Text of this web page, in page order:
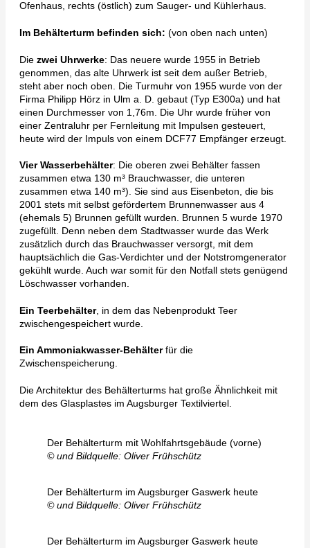
Ofenhaus, rechts (östlich) zum Sauger- und Kühlerhaus.
Im Behälterturm befinden sich: (von oben nach unten)
Die zwei Uhrwerke: Das neuere wurde 1955 in Betrieb
genommen, das alte Uhrwerk ist seit dem außer Betrieb,
steht aber noch oben. Die Turmuhr von 1955 wurde von der
Firma Philipp Hörz in Ulm a. D. gebaut (Typ E300a) und hat
einen Durchmesser von 1,76m. Die Uhr wurde früher von
einer Zentraluhr per Fernleitung mit Impulsen gesteuert,
heute wird der Impuls von einem DCF77 Empfänger erzeugt.
Vier Wasserbehälter: Die oberen zwei Behälter fassen
zusammen etwa 130 m³ Brauchwasser, die unteren
zusammen etwa 140 m³). Sie sind aus Eisenbeton, die bis
2001 stets mit selbst gefördertem Brunnenwasser aus 4
(ehemals 5) Brunnen gefüllt wurden. Brunnen 5 wurde 1970
zugefüllt. Denn neben dem Stadtwasser wurde das Werk
zusätzlich durch das Brauchwasser versorgt, mit dem
hauptsächlich die Gas-Verdichter und der Notstromgenerator
gekühlt wurde. Auch war somit für den Notfall stets genügend
Löschwasser vorhanden.
Ein Teerbehälter, in dem das Nebenprodukt Teer
zwischengespeichert wurde.
Ein Ammoniakwasser-Behälterfür die
Zwischenspeicherung.
Die Architektur des Behälterturms hat große Ähnlichkeit mit
dem des Glasplastes im Augsburger Textilviertel.
Der Behälterturm mit Wohlfahrtsgebäude (vorne)
© und Bildquelle: Oliver Frühschütz
Der Behälterturm im Augsburger Gaswerk heute
© und Bildquelle: Oliver Frühschütz
Der Behälterturm im Augsburger Gaswerk heute